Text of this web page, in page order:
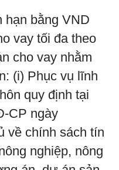
hạn bằng VND
vay tối đa theo
cho vay nhằm
(i) Phục vụ lĩnh
quy định tại
CP ngày
về chính sách tín
nghiệp, nông